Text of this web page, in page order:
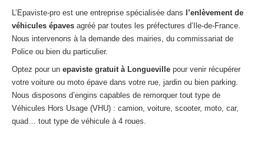
Centreagréé VHU Paris 75 : casse auto avec destruction
Centreagréé VHU 77 : casse auto avec destruction
agréé VHU 78 : casse auto avec destruction
Centreagréé VHU 91 : casse auto avec destruction
Centreagréé VHU 92 : casse auto avec destruction
L’Epaviste-pro est une entreprise spécialisée dans
l’enlèvement de
véhicules épaves agréé par toutes les préfectures d’Ile-de-France.
Nous intervenons à la demande des mairies, du commissariat de
Police ou bien du particulier.
Optez pour un epaviste gratuit à Longueville pour venir récupérer
votre voiture ou moto épave dans votre rue, jardin ou bien parking.
Nous disposons d’engins capables de remorquer tout type de
Véhicules Hors Usage (VHU) : camion, voiture, scooter, moto, car,
quad… tout type de véhicule à 4 roues.